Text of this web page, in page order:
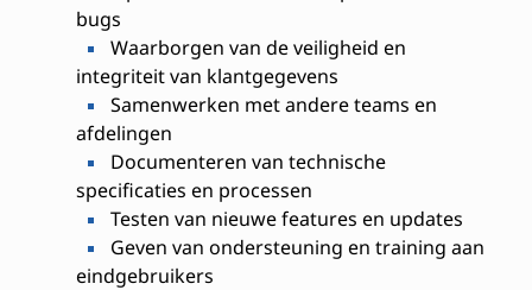
bugs
Waarborgen van de veiligheid en
integriteit van klantgegevens
Samenwerken met andere teams en
afdelingen
Documenteren van technische
specificaties en processen
Testen van nieuwe features en updates
Geven van ondersteuning en training aan
eindgebruikers